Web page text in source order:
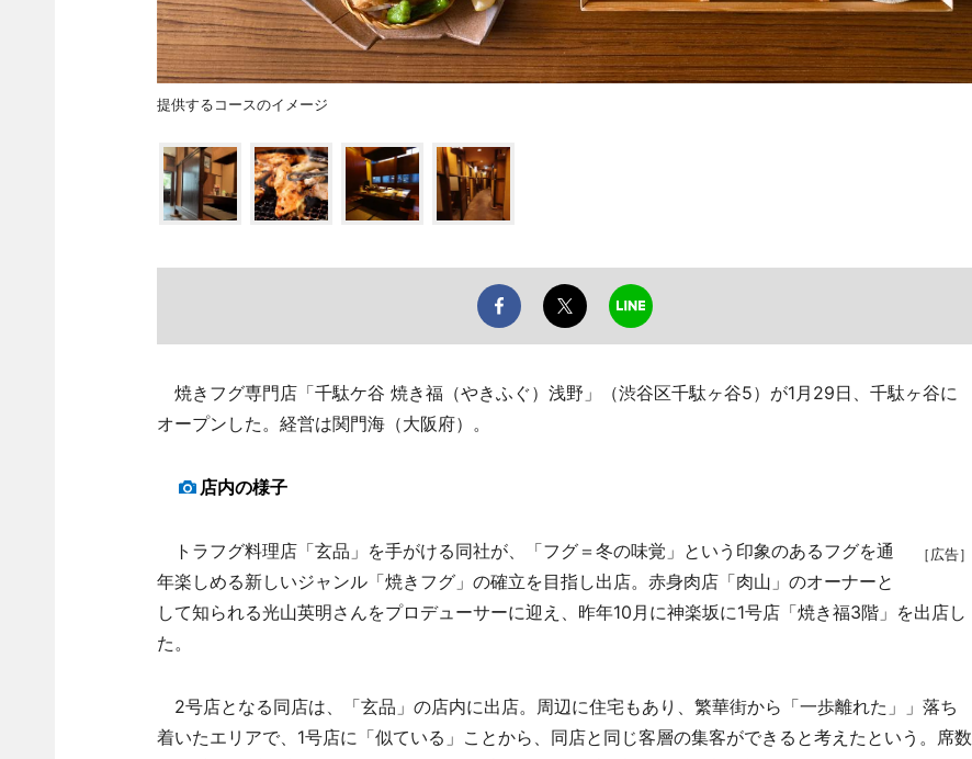
提供するコースのイメージ
焼きフグ専門店「千駄ケ谷 焼き福（やきふぐ）浅野」（渋谷区千駄ヶ谷5）が1月29日、千駄ヶ谷に
オープンした。経営は関門海（大阪府）。
店内の様子
［広告］
トラフグ料理店「玄品」を手がける同社が、「フグ＝冬の味覚」という印象のあるフグを通
年楽しめる新しいジャンル「焼きフグ」の確立を目指し出店。赤身肉店「肉山」のオーナーと
して知られる光山英明さんをプロデューサーに迎え、昨年10月に神楽坂に1号店「焼き福3階」を出店し
た。
2号店となる同店は、「玄品」の店内に出店。周辺に住宅もあり、繁華街から「一歩離れた」」落ち
着いたエリアで、1号店に「似ている」ことから、同店と同じ客層の集客ができると考えたという。席数